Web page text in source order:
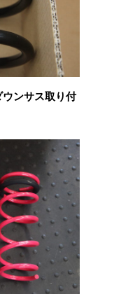
ンサス取り付